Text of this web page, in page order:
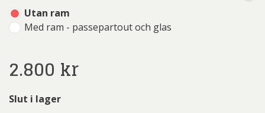
Utan ram
Med ram - passepartout och glas
2.800 kr
Slut i lager